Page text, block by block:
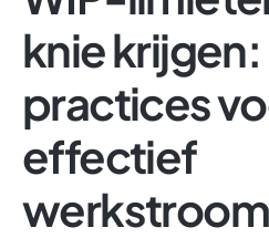
knie
practices
effectief